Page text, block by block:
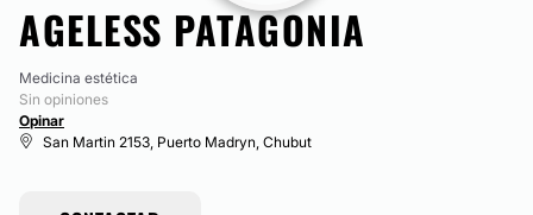
AGELESS PATAGONIA
Medicina estética
Sin opiniones
Opinar
San Martin 2153, Puerto Madryn, Chubut